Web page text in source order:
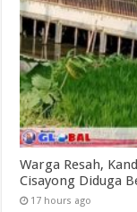
Warga Resah,
Cisayong Diduga
17 hours ago